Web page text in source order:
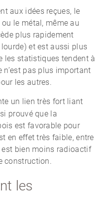
aux idées reçues, le
le métal, même au
plus rapidement
et est aussi plus
les statistiques tendent à
n’est pas plus important
les autres.
un lien très fort liant
prouvé que la
est favorable pour
en effet très faible, entre
bien moins radioactif
construction.
les